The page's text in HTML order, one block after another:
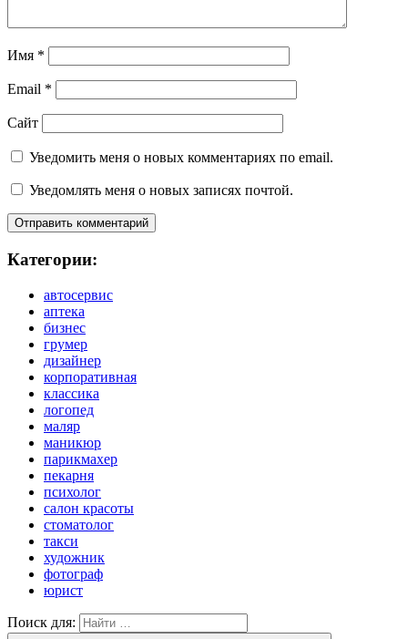
Имя *
Email *
Сайт
Уведомить меня о новых комментариях по email.
Уведомлять меня о новых записях почтой.
Категории:
автосервис
аптека
бизнес
грумер
дизайнер
корпоративная
классика
логопед
маляр
маникюр
парикмахер
пекарня
психолог
салон красоты
стоматолог
такси
художник
фотограф
юрист
Поиск для: